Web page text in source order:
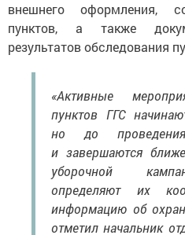
внешнего оформления,
пунктов, а также
результатов обследования
«Активные
пунктов ГГС
но до
и завершаются
уборочной
определяют их
информацию об
отметил начальник